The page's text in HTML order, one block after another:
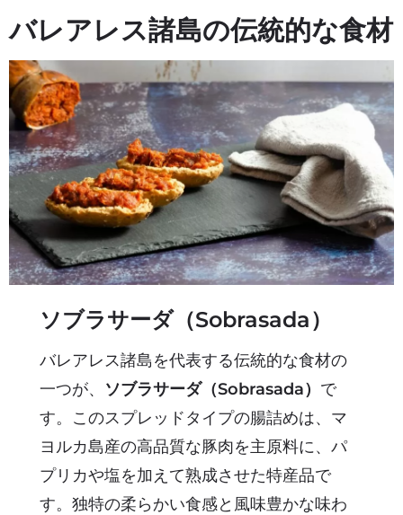
バレアレス諸島の伝統的な食材
ソブラサーダ（Sobrasada）
バレアレス諸島を代表する伝統的な食材の
一つが、 ソブラサーダ（Sobrasada） で
す。このスプレッドタイプの腸詰めは、マ
ヨルカ島産の高品質な豚肉を主原料に、パ
プリカや塩を加えて熟成させた特産品で
す。独特の柔らかい食感と風味豊かな味わ